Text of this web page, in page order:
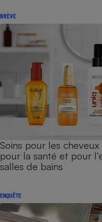
BRÈVE
Soins pour les
pour la santé et pour
salles de bains
ENQUÊTE